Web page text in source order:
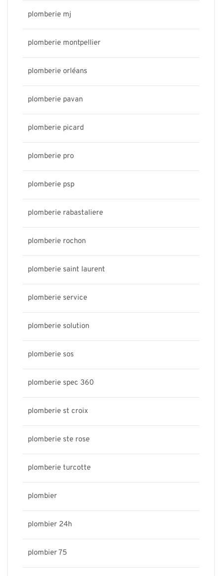
plomberie mj
plomberie montpellier
plomberie orléans
plomberie pavan
plomberie picard
plomberie pro
plomberie psp
plomberie rabastaliere
plomberie rochon
plomberie saint laurent
plomberie service
plomberie solution
plomberie sos
plomberie spec 360
plomberie st croix
plomberie ste rose
plomberie turcotte
plombier
plombier 24h
plombier 75